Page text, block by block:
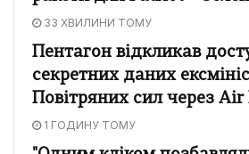
33 ХВИЛИНИ ТОМУ
Пентагон відкликав
секретних даних
Повітряних сил через Air
1 ГОДИНУ ТОМУ